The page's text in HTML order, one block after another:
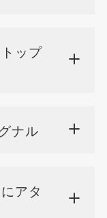
ップ
ナル
アタ